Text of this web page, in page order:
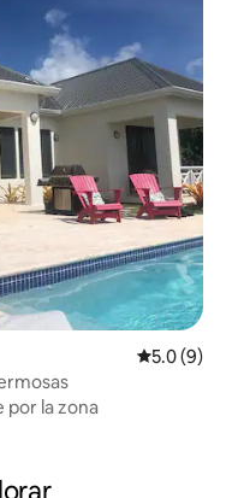
5.0 (9)
por la zona